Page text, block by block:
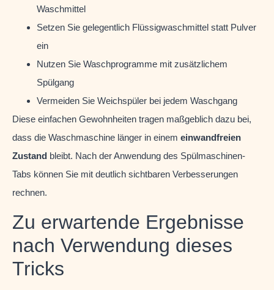
Waschmittel
Setzen Sie gelegentlich Flüssigwaschmittel statt Pulver
ein
Nutzen Sie Waschprogramme mit zusätzlichem
Spülgang
Vermeiden Sie Weichspüler bei jedem Waschgang
Diese einfachen Gewohnheiten tragen maßgeblich dazu bei,
dass die Waschmaschine länger in einem einwandfreien
Zustand bleibt. Nach der Anwendung des Spülmaschinen-
Tabs können Sie mit deutlich sichtbaren Verbesserungen
rechnen.
Zu erwartende Ergebnisse
nach Verwendung dieses
Tricks